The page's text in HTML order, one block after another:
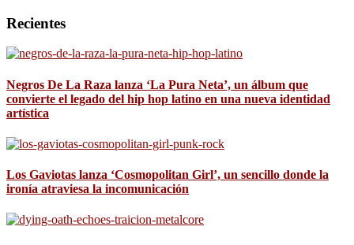
Recientes
Negros De La Raza lanza ‘La Pura Neta’, un álbum que
convierte el legado del hip hop latino en una nueva identidad
artística
Los Gaviotas lanza ‘Cosmopolitan Girl’, un sencillo donde la
ironía atraviesa la incomunicación